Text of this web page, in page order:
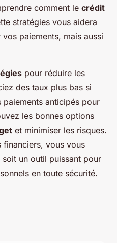
comment le crédit
stratégies vous aidera
paiements, mais aussi
pour réduire les
des taux plus bas si
anticipés pour
les bonnes options
et minimiser les risques.
financiers, vous vous
un outil puissant pour
en toute sécurité.